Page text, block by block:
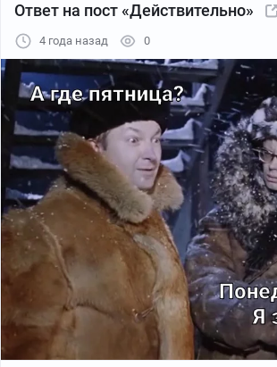
Ответ на пост «Действительно»
4 года назад 0